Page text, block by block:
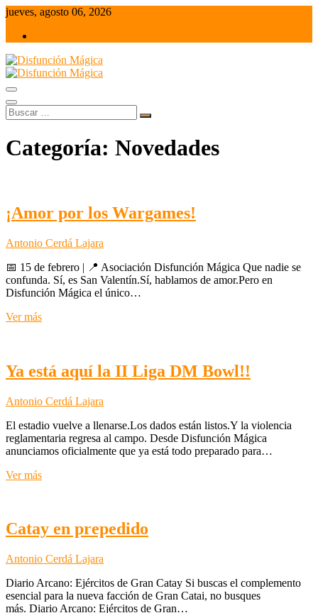
Saltar
contenido
jueves, agosto 06, 2026
Disfunción Mágica
Juegos de mesa y Wargames
Buscar
…
Categoría: Novedades
¡Amor por los Wargames!
Antonio Cerdá Lajara
📅 15 de febrero | 📍 Asociación Disfunción Mágica Que nadie se
confunda. Sí, es San Valentín.Sí, hablamos de amor.Pero en
Disfunción Mágica el único…
Ver más¡Amor
Ya está aquí la II Liga DM Bowl!!
Antonio Cerdá Lajara
El estadio vuelve a llenarse.Los dados están listos.Y la violencia
reglamentaria regresa al campo. Desde Disfunción Mágica
anunciamos oficialmente que ya está todo preparado para…
Ver másYa
II
Liga
Bowl!!
Catay en prepedido
Antonio Cerdá Lajara
Diario Arcano: Ejércitos de Gran Catay Si buscas el complemento
esencial para la nueva facción de Gran Catai, no busques
más. Diario Arcano: Ejércitos de Gran…